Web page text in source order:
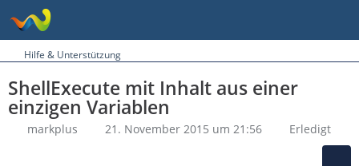
Hilfe & Unterstützung
ShellExecute mit Inhalt aus einer
einzigen Variablen
markplus 21. November 2015 um 21:56 Erledigt